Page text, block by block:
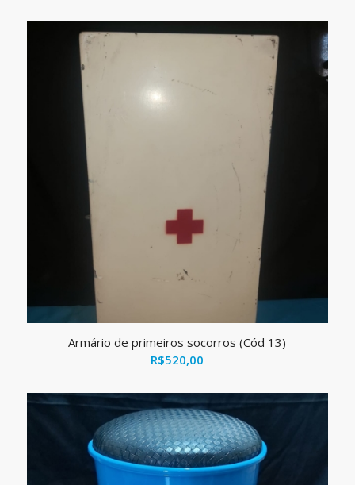
Armário de primeiros socorros (Cód 13)
R$520,00